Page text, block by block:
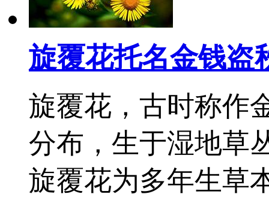
旋覆花托名金钱盗
旋覆花，古时称作
分布，生于湿地草
旋覆花为多年生草